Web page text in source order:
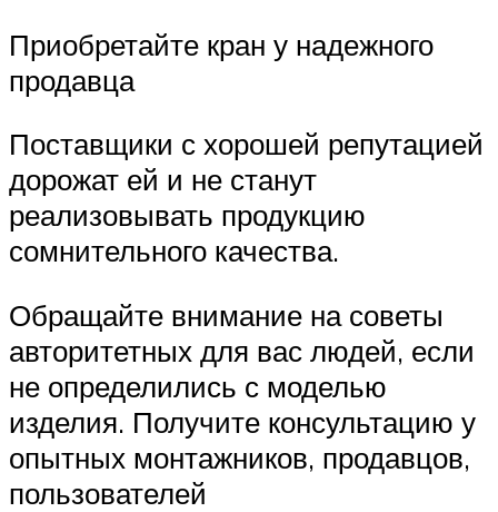
Приобретайте кран у надежного
продавца
Поставщики с хорошей репутацией
дорожат ей и не станут
реализовывать продукцию
сомнительного качества.
Обращайте внимание на советы
авторитетных для вас людей, если
не определились с моделью
изделия. Получите консультацию у
опытных монтажников, продавцов,
пользователей